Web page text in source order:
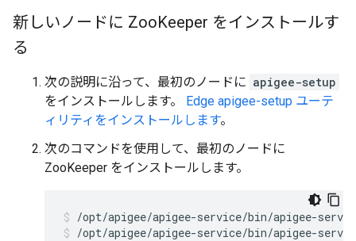
新しいノードに ZooKeeper をインストールす
る
次の説明に沿って、最初のノードに apigee-setup
をインストールします。 Edge apigee-setup ユーテ
ィリティをインストールします。
次のコマンドを使用して、最初のノードに
ZooKeeper をインストールします。
/opt/apigee/apigee-service/bin/apigee-